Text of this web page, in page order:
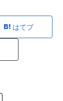
はてブ